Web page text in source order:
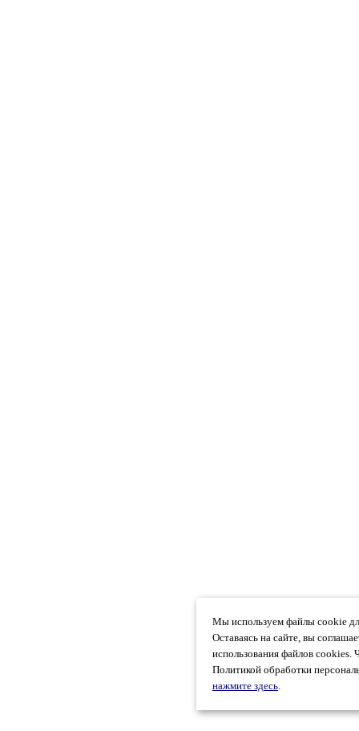
Мы используем файлы cookie
Оставаясь на сайте, вы
использования файлов cookies.
Политикой обработки
нажмите здесь.